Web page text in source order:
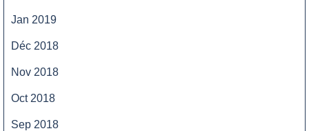
Jan 2019
Déc 2018
Nov 2018
Oct 2018
Sep 2018